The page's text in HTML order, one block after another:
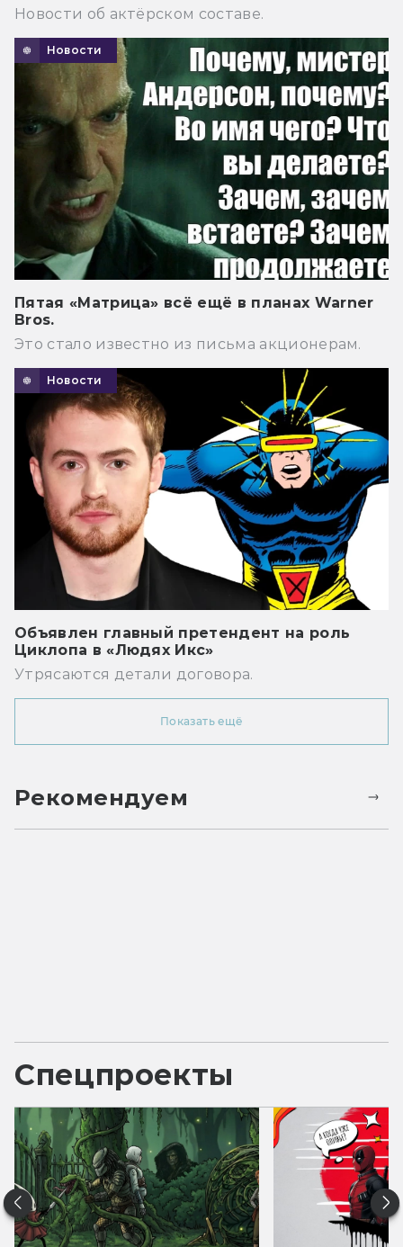
Новости об актёрском составе.
Новости
Пятая «Матрица» всё ещё в планах Warner
Bros.
Это стало известно из письма акционерам.
Новости
Объявлен главный претендент на роль
Циклопа в «Людях Икс»
Утрясаются детали договора.
Показать ещё
Рекомендуем
Спецпроекты